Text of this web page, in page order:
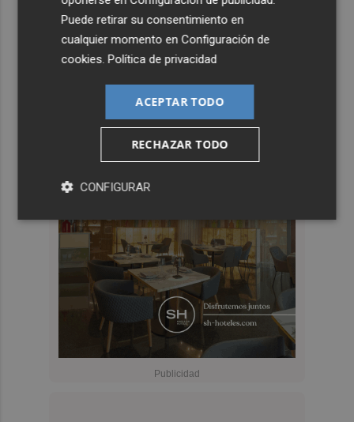
Puede retirar su consentimiento en
cualquier momento enConfiguración de
cookies .Política de privacidad
ACEPTAR TODO
RECHAZAR TODO
CONFIGURAR